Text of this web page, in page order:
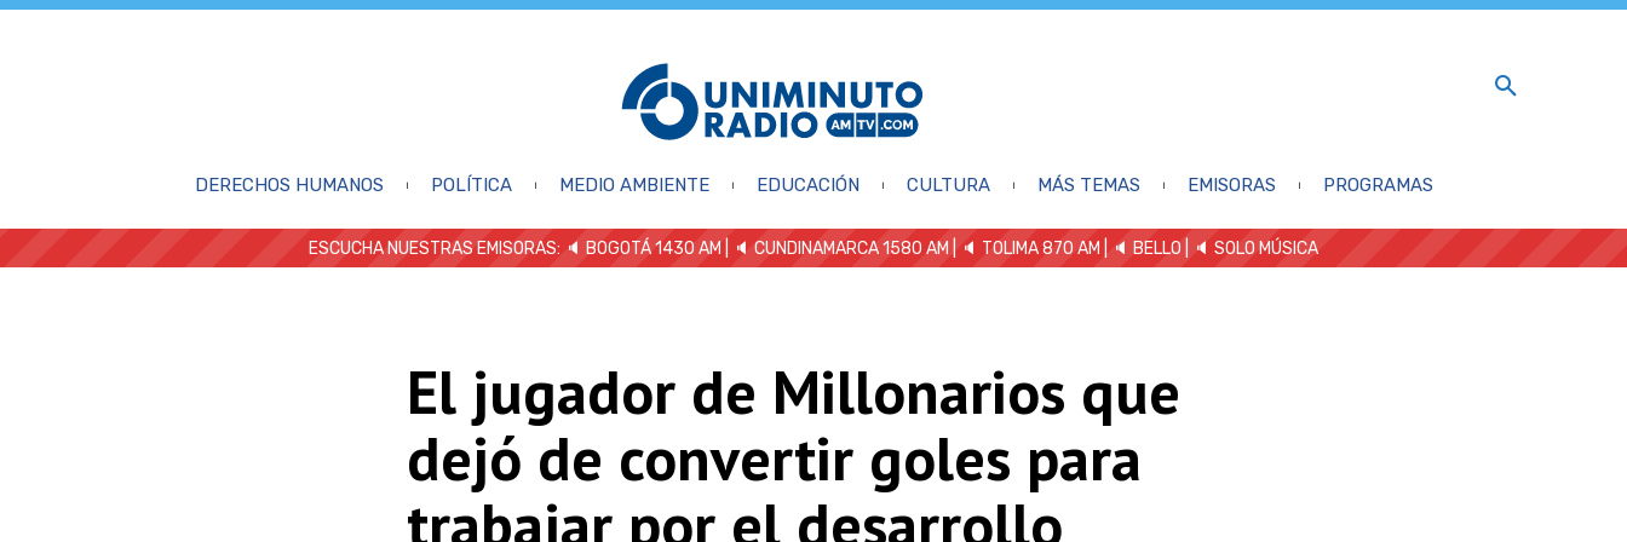
DERECHOS HUMANOS POLÍTICA MEDIO AMBIENTE EDUCACIÓN CULTURA MÁS TEMAS EMISORAS PROGRAMAS
ESCUCHA NUESTRAS EMISORAS: 🔈 BOGOTÁ 1430 AM | 🔈 CUNDINAMARCA 1580 AM | 🔈 TOLIMA 870 AM | 🔈 BELLO 🔈 SOLO MÚSICA
El jugador de Millonarios que
dejó de convertir goles para
trabajar por el desarrollo